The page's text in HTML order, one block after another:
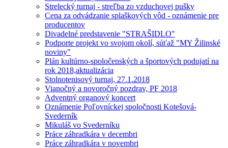
Strelecký turnaj - streľba zo vzduchovej pušky
Cena za odvádzanie splaškových vôd - oznámenie pre
producentov
Divadelné predstavenie "STRAŠIDLO"
Podporte projekt vo svojom okolí, súťaž "MY Žilinské
noviny"
Plán kultúrno-spoločenských a športových podujatí na
rok 2018,aktualizácia
Stolnotenisový turnaj, 27.1.2018
Vianočný a novoročný pozdrav, PF 2018
Adventný organový koncert
Oznámenie Poľovníckej spoločnosti Kotešová-
Svederník
Mikuláš vo Svederníku
Práce záhradkára v decembri
Práce záhradkára v novembri